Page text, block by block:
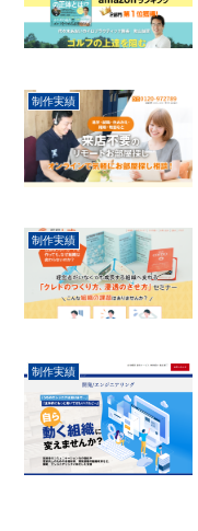
制作実績
制作実績
制作実績